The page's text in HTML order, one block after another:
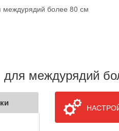
более 80 см
междурядий